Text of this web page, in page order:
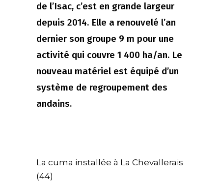
de l’Isac, c’est en grande largeur
depuis 2014. Elle a renouvelé l’an
dernier son groupe 9 m pour une
activité qui couvre 1 400 ha/an. Le
nouveau matériel est équipé d’un
système de regroupement des
andains.
La cuma installée à La Chevallerais
(44)